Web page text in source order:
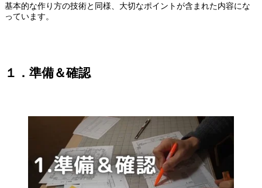
基本的な作り方の技術と同様、大切なポイントが含まれた内容にな
っています。
１．準備＆確認